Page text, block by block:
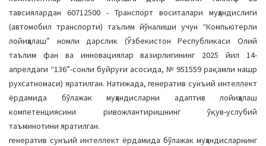
тавсиялардан 60712500 - Транспорт воситалари муҳандислиги
(автомобил транспорти) таълим йўналиши учун “Компьютерли
лойиҳалаш” номли дарслик (Ўзбекистон Республикаси Олий
таълим фан ва инновациялар вазирлигининг 2025 йил 14-
апрелдаги “136”-сонли буйруғи асосида, № 951559 рақамли нашр
рухсатномаси) яратилган. Натижада, генератив сунъий интеллект
ёрдамида бўлажак муҳандисларни адаптив лойиҳалаш
компетенциясини ривожлантиришнинг ўқув-услубий
таъминотини яратилган.
генератив сунъий интеллект ёрдамида бўлажак муҳандисларнинг